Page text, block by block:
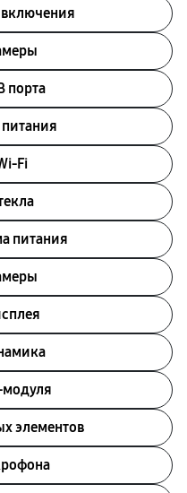
порта
Fi
питания
модуля
элементов